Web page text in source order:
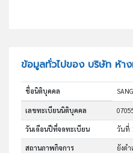
ข้อมูลทั่วไปของ บริษัท ห้า
ชื่อนิติบุคคล
เลขทะเบียนนิติบุคคล
วันเดือนปีที่จดทะเบียน วันที่
สถานภาพกิจการ ยังด